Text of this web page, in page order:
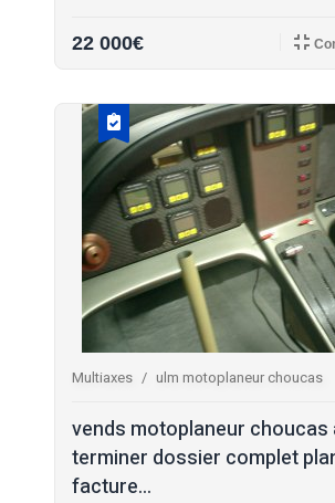
22 000€
Multiaxes ulm motoplaneur choucas
vends motoplaneur choucas
terminer dossier complet
facture...